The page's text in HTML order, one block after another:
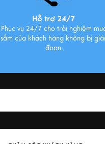
3
Hỗ trợ 24/7
Phục vụ 24/7 cho trải nghiệm
sắm của khách hàng không bị
đoạn.